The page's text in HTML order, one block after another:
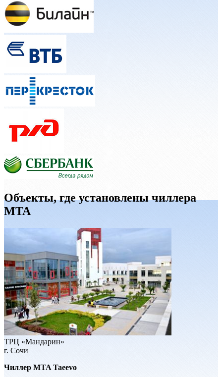
Объекты, где установлены чиллера
MTA
ТРЦ «Мандарин»
г. Сочи
Чиллер MTA Taeevo